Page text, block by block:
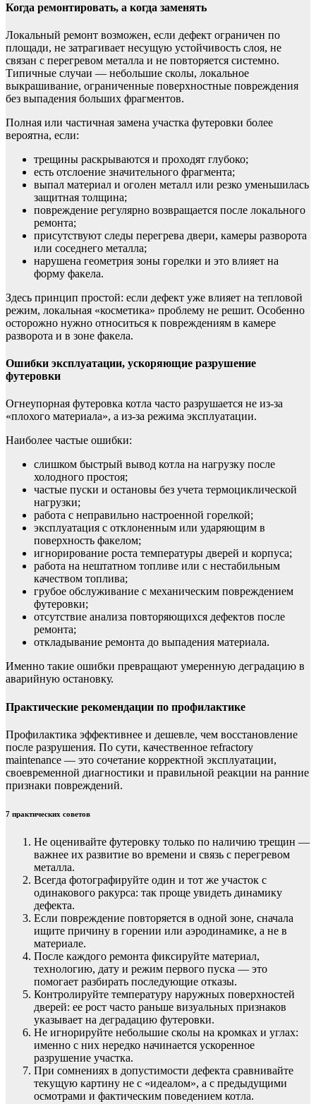
Когда ремонтировать, а когда заменять
Локальный ремонт возможен, если дефект ограничен по
площади, не затрагивает несущую устойчивость слоя, не
связан с перегревом металла и не повторяется системно.
Типичные случаи — небольшие сколы, локальное
выкрашивание, ограниченные поверхностные повреждения
без выпадения больших фрагментов.
Полная или частичная замена участка футеровки более
вероятна, если:
трещины раскрываются и проходят глубоко;
есть отслоение значительного фрагмента;
выпал материал и оголен металл или резко уменьшилась
защитная толщина;
повреждение регулярно возвращается после локального
ремонта;
присутствуют следы перегрева двери, камеры разворота
или соседнего металла;
нарушена геометрия зоны горелки и это влияет на
форму факела.
Здесь принцип простой: если дефект уже влияет на тепловой
режим, локальная «косметика» проблему не решит. Особенно
осторожно нужно относиться к повреждениям в камере
разворота и в зоне факела.
Ошибки эксплуатации, ускоряющие разрушение
футеровки
Огнеупорная футеровка котла часто разрушается не из-за
«плохого материала», а из-за режима эксплуатации.
Наиболее частые ошибки:
слишком быстрый вывод котла на нагрузку после
холодного простоя;
частые пуски и остановы без учета термоциклической
нагрузки;
работа с неправильно настроенной горелкой;
эксплуатация с отклоненным или ударяющим в
поверхность факелом;
игнорирование роста температуры дверей и корпуса;
работа на нештатном топливе или с нестабильным
качеством топлива;
грубое обслуживание с механическим повреждением
футеровки;
отсутствие анализа повторяющихся дефектов после
ремонта;
откладывание ремонта до выпадения материала.
Именно такие ошибки превращают умеренную деградацию в
аварийную остановку.
Практические рекомендации по профилактике
Профилактика эффективнее и дешевле, чем восстановление
после разрушения. По сути, качественное refractory
maintenance — это сочетание корректной эксплуатации,
своевременной диагностики и правильной реакции на ранние
признаки повреждений.
7 практических советов
Не оценивайте футеровку только по наличию трещин —
важнее их развитие во времени и связь с перегревом
металла.
Всегда фотографируйте один и тот же участок с
одинакового ракурса: так проще увидеть динамику
дефекта.
Если повреждение повторяется в одной зоне, сначала
ищите причину в горении или аэродинамике, а не в
материале.
После каждого ремонта фиксируйте материал,
технологию, дату и режим первого пуска — это
помогает разбирать последующие отказы.
Контролируйте температуру наружных поверхностей
дверей: ее рост часто раньше визуальных признаков
указывает на деградацию футеровки.
Не игнорируйте небольшие сколы на кромках и углах:
именно с них нередко начинается ускоренное
разрушение участка.
При сомнениях в допустимости дефекта сравнивайте
текущую картину не с «идеалом», а с предыдущими
осмотрами и фактическим поведением котла.